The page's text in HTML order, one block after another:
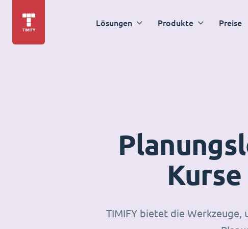
Lösungen Produkte Preise
TIMIFY bietet die